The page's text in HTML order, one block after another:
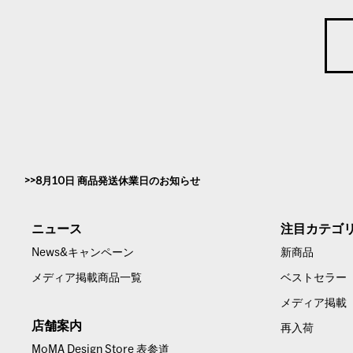
8月10日 商品発送休業日のお知らせ
ニュース
News&キャンペーン
メディア掲載商品一覧
店舗案内
MoMA Design Store 表参道
注目カテゴ
新商品
ベストセラー
メディア掲載
再入荷